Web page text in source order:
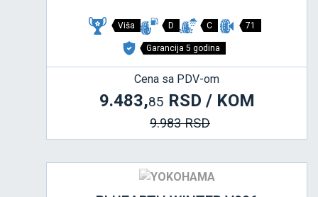
Viša D C 71
Garancija 5 godina
Cena sa PDV-om
9.483,85 RSD / KOM
9.983 RSD